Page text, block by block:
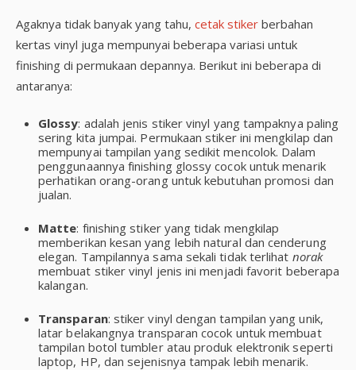
Agaknya tidak banyak yang tahu, cetak stiker berbahan
kertas vinyl juga mempunyai beberapa variasi untuk
finishing di permukaan depannya. Berikut ini beberapa di
antaranya:
Glossy: adalah jenis stiker vinyl yang tampaknya paling
sering kita jumpai. Permukaan stiker ini mengkilap dan
mempunyai tampilan yang sedikit mencolok. Dalam
penggunaannya finishing glossy cocok untuk menarik
perhatikan orang-orang untuk kebutuhan promosi dan
jualan.
Matte: finishing stiker yang tidak mengkilap
memberikan kesan yang lebih natural dan cenderung
elegan. Tampilannya sama sekali tidak terlihat norak
membuat stiker vinyl jenis ini menjadi favorit beberapa
kalangan.
Transparan: stiker vinyl dengan tampilan yang unik,
latar belakangnya transparan cocok untuk membuat
tampilan botol tumbler atau produk elektronik seperti
laptop, HP, dan sejenisnya tampak lebih menarik.